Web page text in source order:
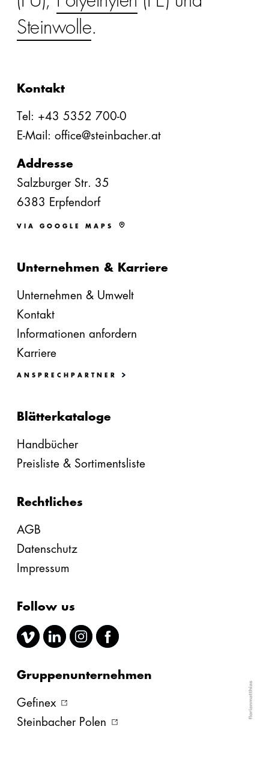
Steinwolle.
Kontakt
Tel: +43 5352 700-0
E-Mail: office@steinbacher.at
Addresse
Salzburger Str. 35
6383 Erpfendorf
VIA GOOGLE MAPS
Unternehmen & Karriere
Unternehmen & Umwelt
Kontakt
Informationen anfordern
Karriere
ANSPRECHPARTNER
Blätterkataloge
Handbücher
Preisliste & Sortimentsliste
Rechtliches
AGB
Datenschutz
Impressum
Follow us
Gruppenunternehmen
Gefinex
Steinbacher Polen